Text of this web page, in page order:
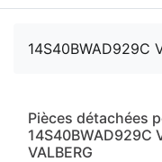
14S40BWAD929C
Pièces détachées
14S40BWAD929C
VALBERG